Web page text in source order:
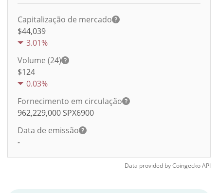
Capitalização de mercado
$44,039
3.01%
Volume (24)
$124
0.03%
Fornecimento em circulação
962,229,000 SPX6900
Data de emissão
-
Data provided byCoingeckoAPI